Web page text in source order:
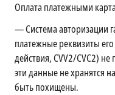
Оплата платежными
—Система авторизации
платежные реквизиты
действия, CVV2/CVC2)
эти данные не хранятся
быть похищены.